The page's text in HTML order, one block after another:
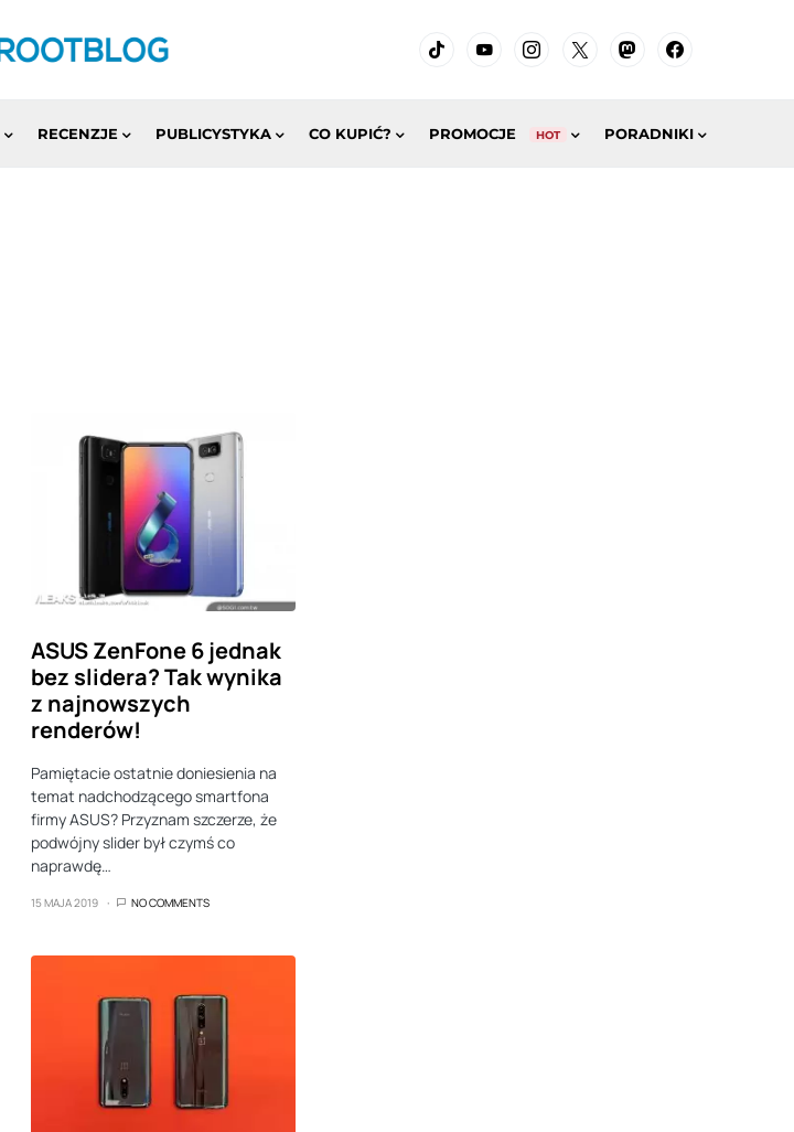
RECENZJE PUBLICYSTYKA CO KUPIĆ? PROMOCJE HOT PORADNIKI
ASUS ZenFone 6 jednak
bez slidera? Tak wynika
z najnowszych
renderów!
Pamiętacie ostatnie doniesienia na
temat nadchodzącego smartfona
firmy ASUS? Przyznam szczerze, że
podwójny slider był czymś co
naprawdę…
15 MAJA 2019 NO COMMENTS